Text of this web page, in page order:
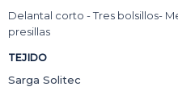
Delantal corto - Tres bolsillos-
presillas
TEJIDO
Sarga Solitec